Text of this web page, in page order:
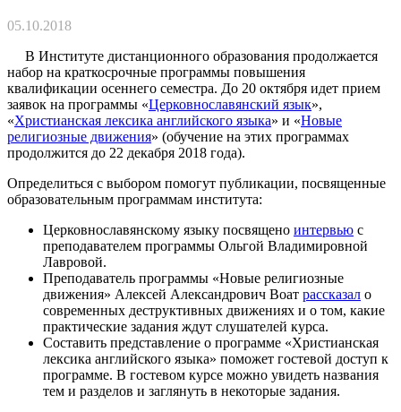
05.10.2018
В Институте дистанционного образования продолжается
набор на краткосрочные программы повышения
квалификации осеннего семестра. До 20 октября идет прием
заявок на программы «Церковнославянский язык»,
«Христианская лексика английского языка» и «Новые
религиозные движения» (обучение на этих программах
продолжится до 22 декабря 2018 года).
Определиться с выбором помогут публикации, посвященные
образовательным программам института:
Церковнославянскому языку посвящено интервью с
преподавателем программы Ольгой Владимировной
Лавровой.
Преподаватель программы «Новые религиозные
движения» Алексей Александрович Воат рассказал о
современных деструктивных движениях и о том, какие
практические задания ждут слушателей курса.
Составить представление о программе «Христианская
лексика английского языка» поможет гостевой доступ к
программе. В гостевом курсе можно увидеть названия
тем и разделов и заглянуть в некоторые задания.